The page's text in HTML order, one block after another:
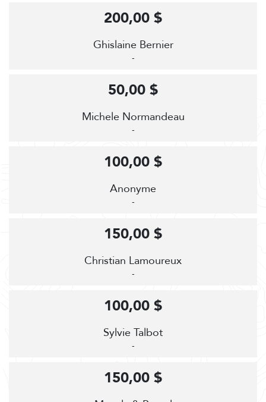
Ghislaine Bernier
-
200,00 $
Michele Normandeau
-
50,00 $
Anonyme
-
100,00 $
Christian Lamoureux
-
150,00 $
Sylvie Talbot
-
100,00 $
150,00 $